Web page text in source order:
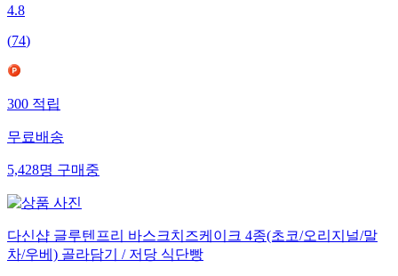
4.8
(74)
300적립
무료배송
5,428명구매중
다신샵 글루텐프리 바스크치즈케이크 4종(초코/오리지널/말
차/우베) 골라담기 / 저당 식단빵